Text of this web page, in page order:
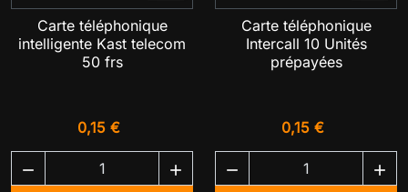
Carte téléphonique
intelligente Kast telecom
50 frs
0,15 €
 
Carte téléphonique
Intercall 10 Unités
prépayées
0,15 €
 